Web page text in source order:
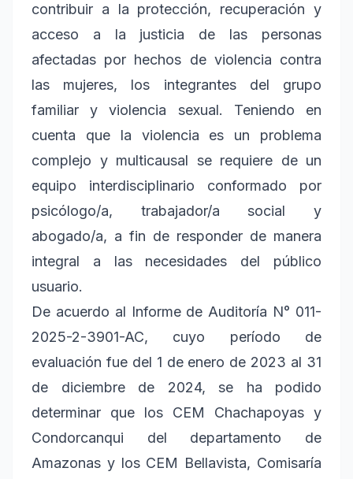
contribuir a la protección, recuperación y
acceso a la justicia de las personas
afectadas por hechos de violencia contra
las mujeres, los integrantes del grupo
familiar y violencia sexual. Teniendo en
cuenta que la violencia es un problema
complejo y multicausal se requiere de un
equipo interdisciplinario conformado por
psicólogo/a, trabajador/a social y
abogado/a, a fin de responder de manera
integral a las necesidades del público
usuario.
De acuerdo al Informe de Auditoría N° 011-
2025-2-3901-AC, cuyo período de
evaluación fue del 1 de enero de 2023 al 31
de diciembre de 2024, se ha podido
determinar que los CEM Chachapoyas y
Condorcanqui del departamento de
Amazonas y los CEM Bellavista, Comisaría